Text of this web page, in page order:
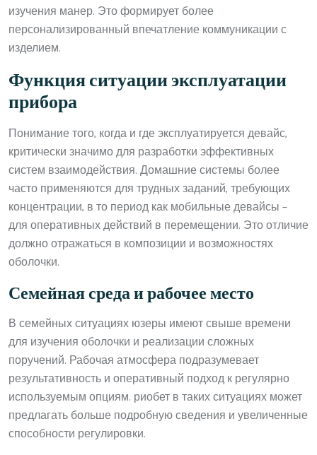
изучения манер. Это формирует более
персонализированный впечатление коммуникации с
изделием.
Функция ситуации эксплуатации
прибора
Понимание того, когда и где эксплуатируется девайс,
критически значимо для разработки эффективных
систем взаимодействия. Домашние системы более
часто применяются для трудных заданий, требующих
концентрации, в то период как мобильные девайсы –
для оперативных действий в перемещении. Это отличие
должно отражаться в композиции и возможностях
оболочки.
Семейная среда и рабочее место
В семейных ситуациях юзеры имеют свыше времени
для изучения оболочки и реализации сложных
поручений. Рабочая атмосфера подразумевает
результативность и оперативный подход к регулярно
используемым опциям. риобет в таких ситуациях может
предлагать больше подробную сведения и увеличенные
способности регулировки.